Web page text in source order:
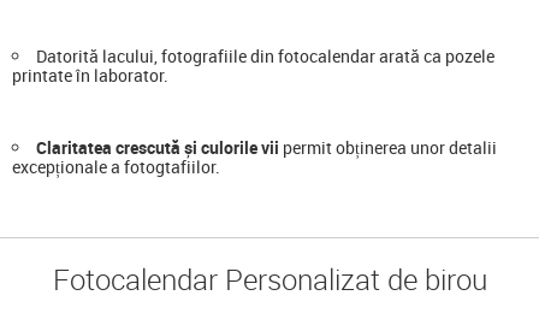
Datorită lacului, fotografiile din fotocalendar arată ca pozele
printate în laborator.
Claritatea crescută și culorile vii permit obținerea unor detalii
excepționale a fotogtafiilor.
Fotocalendar Personalizat de birou